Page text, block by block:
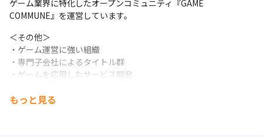
ゲーム業界に特化したオープンコミュニティ『GAME
COMMUNE』を運営しています。
＜その他＞
・ゲーム運営に強い組織
・専門子会社によるタイトル群
・ゲームを応用したサービス開発
これらを構築し、熱狂するプロダクトを提供しています。
もっと見る